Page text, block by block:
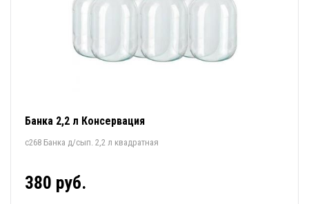
Банка 2,2 л Консервация
с268 Банка д/сып. 2,2 л квадратная
380 руб.